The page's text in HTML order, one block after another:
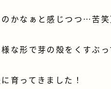
のかなぁと感じつつ…苦笑
な形で芽の殻をくすぶ
育ってきました！